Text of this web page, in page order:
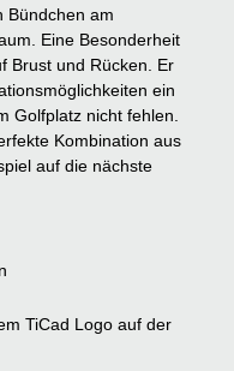
Bündchen am
Eine Besonderheit
Brust und Rücken. Er
ein
Golfplatz nicht fehlen.
Kombination aus
auf die nächste
TiCad Logo auf der